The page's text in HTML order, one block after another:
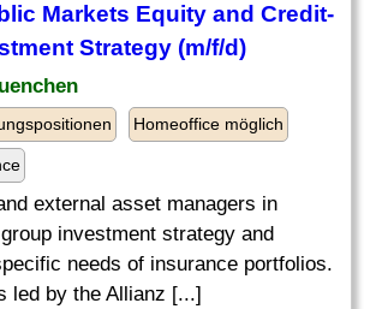
Markets Equity and Credit-
Strategy (m/f/d)
Homeoffice möglich
external asset managers in
investment strategy and
needs of insurance portfolios.
led by the Allianz [...]